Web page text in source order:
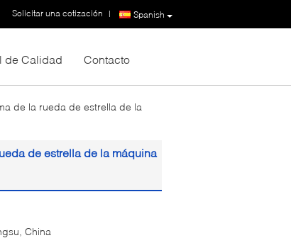
Spanish
Solicitar una cotización |
de Calidad Contacto
de la rueda de estrella de la
de estrella de la máquina
China